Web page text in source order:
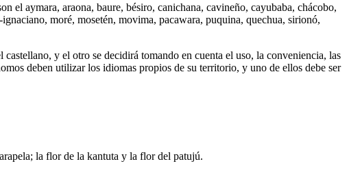
el aymara, araona, baure, bésiro, canichana, cavineño, cayubaba, chácobo,
moré, mosetén, movima, pacawara, puquina, quechua, sirionó,
y el otro se decidirá tomando en cuenta el uso, la conveniencia, las
deben utilizar los idiomas propios de su territorio, y uno de ellos debe ser
la flor de la kantuta y la flor del patujú.